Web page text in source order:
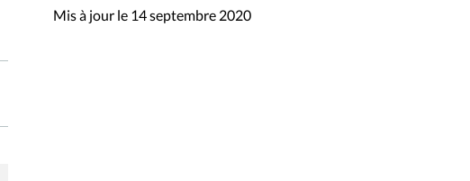
Mis à jour le 14 septembre 2020